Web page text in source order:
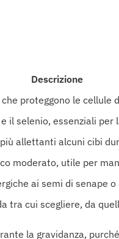
Descrizione
proteggono le cellule
il selenio, essenziali per
allettanti alcuni cibi
moderato, utile per
ai semi di senape
tra cui scegliere, da
la gravidanza,